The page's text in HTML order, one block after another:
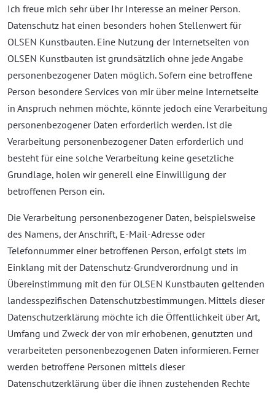
Ich freue mich sehr über Ihr Interesse an meiner Person.
Datenschutz hat einen besonders hohen Stellenwert für
OLSEN Kunstbauten. Eine Nutzung der Internetseiten von
OLSEN Kunstbauten ist grundsätzlich ohne jede Angabe
personenbezogener Daten möglich. Sofern eine betroffene
Person besondere Services von mir über meine Internetseite
in Anspruch nehmen möchte, könnte jedoch eine Verarbeitung
personenbezogener Daten erforderlich werden. Ist die
Verarbeitung personenbezogener Daten erforderlich und
besteht für eine solche Verarbeitung keine gesetzliche
Grundlage, holen wir generell eine Einwilligung der
betroffenen Person ein.
Die Verarbeitung personenbezogener Daten, beispielsweise
des Namens, der Anschrift, E-Mail-Adresse oder
Telefonnummer einer betroffenen Person, erfolgt stets im
Einklang mit der Datenschutz-Grundverordnung und in
Übereinstimmung mit den für OLSEN Kunstbauten geltenden
landesspezifischen Datenschutzbestimmungen. Mittels dieser
Datenschutzerklärung möchte ich die Öffentlichkeit über Art,
Umfang und Zweck der von mir erhobenen, genutzten und
verarbeiteten personenbezogenen Daten informieren. Ferner
werden betroffene Personen mittels dieser
Datenschutzerklärung über die ihnen zustehenden Rechte